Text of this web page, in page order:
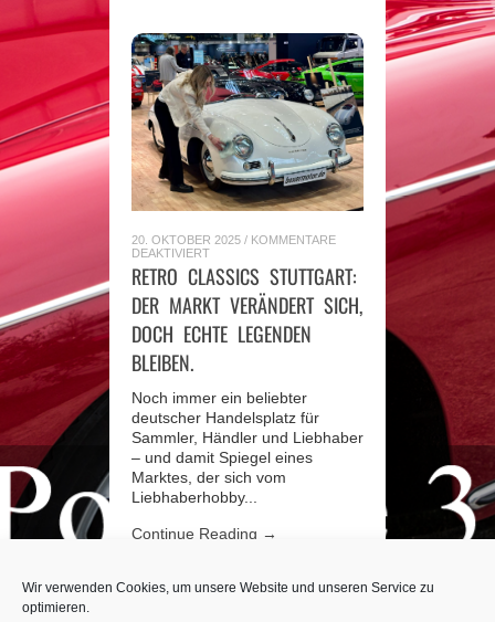
Wir verwenden Cookies, um unsere Website und unseren Service zu
optimieren.
20. OKTOBER 2025 / KOMMENTARE
DEAKTIVIERTFÜR
RETRO
CLASSICS
STUTTGART:
DER
VERÄNDERT
SICH,
BLEIBEN.
RETRO CLASSICS STUTTGART:
DER MARKT VERÄNDERT SICH,
DOCH ECHTE LEGENDEN
BLEIBEN.
Noch immer ein beliebter
deutscher Handelsplatz für
Sammler, Händler und Liebhaber
– und damit Spiegel eines
Marktes, der sich vom
Liebhaberhobby...
Continue Reading →